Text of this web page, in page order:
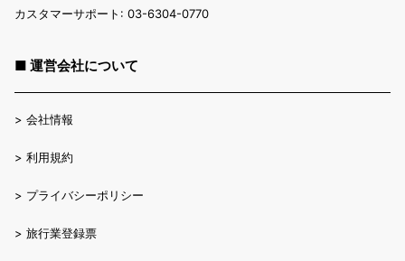
カスタマーサポート: 03-6304-0770
■ 運営会社について
> 会社情報
> 利用規約
> プライバシーポリシー
> 旅行業登録票